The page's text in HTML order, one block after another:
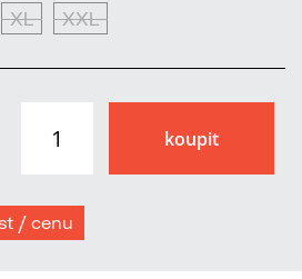
XL XXL
/ cenu